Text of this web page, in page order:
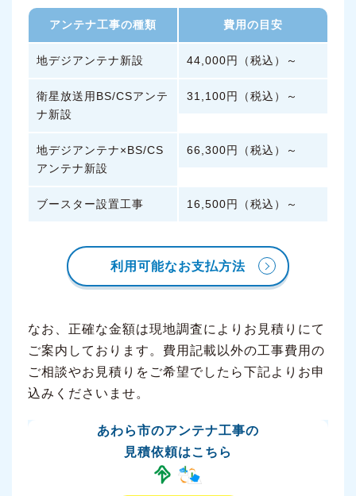
アンテナ工事の種類 費用の目安
地デジアンテナ新設 44,000円（税込）～
衛星放送用BS/CSアンテ
ナ新設
31,100円（税込）～
地デジアンテナ×BS/CS
アンテナ新設
66,300円（税込）～
ブースター設置工事 16,500円（税込）～
利用可能なお支払方法
なお、正確な金額は現地調査によりお見積りにて
ご案内しております。費用記載以外の工事費用の
ご相談やお見積りをご希望でしたら下記よりお申
込みくださいませ。
あわら市のアンテナ工事の
見積依頼はこちら